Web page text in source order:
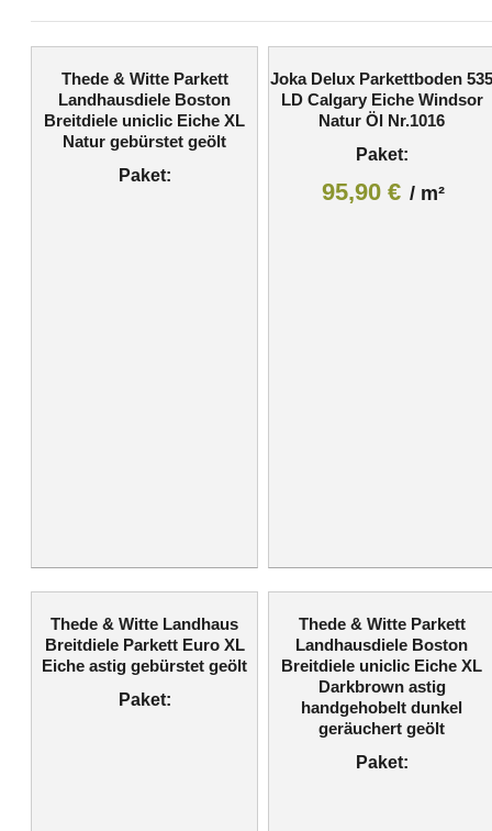
Thede & Witte Parkett
Landhausdiele Boston
Breitdiele uniclic Eiche XL
Natur gebürstet geölt
Paket:
Joka Delux Parkettboden
LD Calgary Eiche Windsor
Natur Öl Nr.1016
Paket:
95,90€ / m²
Thede & Witte Landhaus
Breitdiele Parkett Euro XL
Eiche astig gebürstet geölt
Paket:
Thede & Witte Parkett
Landhausdiele Boston
Breitdiele uniclic Eiche XL
Darkbrown astig
handgehobelt dunkel
geräuchert geölt
Paket: